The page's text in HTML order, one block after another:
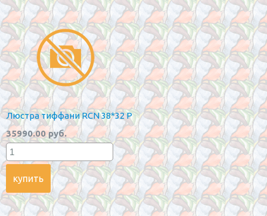
Люстра тиффани RCN 38*32 P
35990.00 руб.